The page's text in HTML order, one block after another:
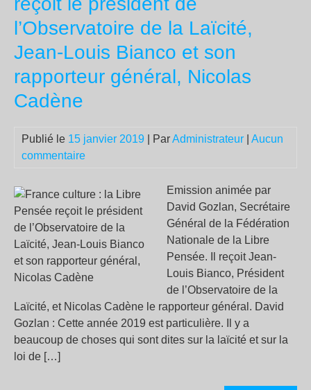
l’Observatoire de la Laïcité,
Jean-Louis Bianco et son
rapporteur général, Nicolas
Cadène
Publié le 15 janvier 2019 | ParAdministrateur
Aucun
commentaire
Emission animée par
David Gozlan, Secrétaire
Général de la Fédération
Nationale de la Libre
Pensée. Il reçoit Jean-
Louis Bianco, Président
de l’Observatoire de la
Laïcité, et Nicolas Cadène le rapporteur général. David
Gozlan : Cette année 2019 est particulière. Il y a
beaucoup de choses qui sont dites sur la laïcité et sur la
loi de […]